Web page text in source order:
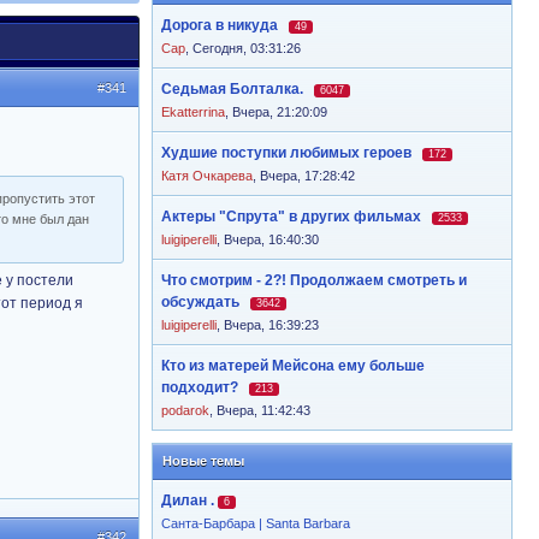
Дорога в никуда 49
Cap Сегодня, 03:31:26
Седьмая Болталка. 6047
Ekatterrina Вчера, 21:20:09
Худшие поступки любимых героев 172
Катя Очкарева Вчера, 17:28:42
Актеры "Спрута" в других фильмах 2533
luigiperelli Вчера, 16:40:30
Что смотрим - 2?! Продолжаем смотреть и
обсуждать
3642
luigiperelli Вчера, 16:39:23
Кто из матерей Мейсона ему больше
подходит?
213
podarok Вчера, 11:42:43
Новые темы
Дилан . 6
Санта-Барбара | Santa Barbara
#341
этот
мне был дан
постели
период я